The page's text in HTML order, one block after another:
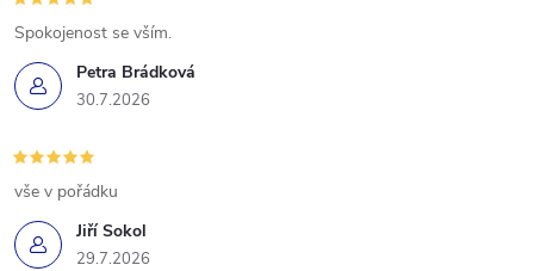
Petra Brádková
30.7.2026
Spokojenost se vším.
Jiří Sokol
29.7.2026
vše v pořádku